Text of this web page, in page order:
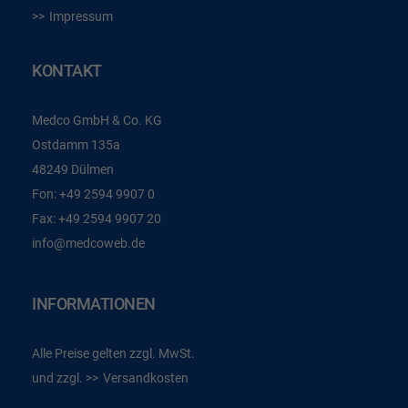
Impressum
KONTAKT
Medco GmbH & Co. KG
Ostdamm 135a
48249 Dülmen
Fon:+49 2594 9907 0
Fax:+49 2594 9907 20
info@medcoweb.de
INFORMATIONEN
Alle Preise gelten zzgl. MwSt.
und zzgl.
Versandkosten